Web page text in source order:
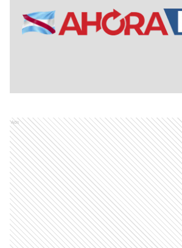
Ads